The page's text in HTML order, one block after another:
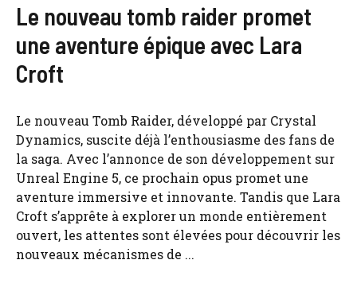
Le nouveau tomb raider promet
une aventure épique avec Lara
Croft
Le nouveau Tomb Raider, développé par Crystal
Dynamics, suscite déjà l’enthousiasme des fans de
la saga. Avec l’annonce de son développement sur
Unreal Engine 5, ce prochain opus promet une
aventure immersive et innovante. Tandis que Lara
Croft s’apprête à explorer un monde entièrement
ouvert, les attentes sont élevées pour découvrir les
nouveaux mécanismes de ...